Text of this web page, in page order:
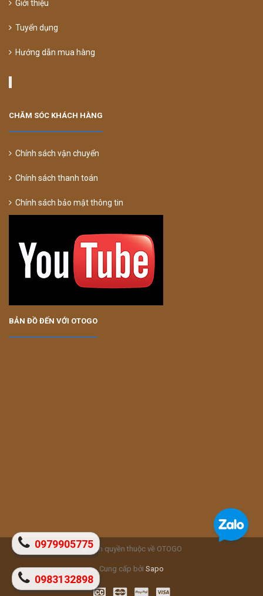
Giới thiệu
Tuyển dụng
Hướng dẫn mua hàng
CHĂM SÓC KHÁCH HÀNG
Chính sách vận chuyển
Chính sách thanh toán
Chính sách bảo mật thông tin
BẢN ĐỒ ĐẾN VỚI OTOGO
© Bản quyền thuộc về OTOGO
Cung cấp bởi Sapo
0979905775
0983132898